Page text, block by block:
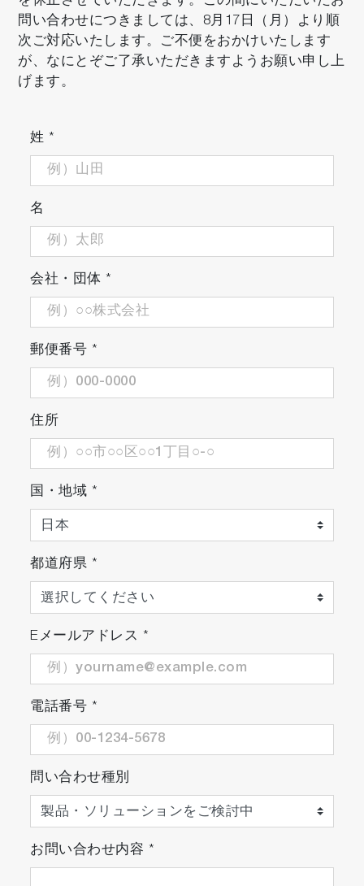
問い合わせにつきましては、8月17日（月）より順
次ご対応いたします。ご不便をおかけいたします
が、なにとぞご了承いただきますようお願い申し上
げます。
姓 *
名
会社・団体 *
郵便番号 *
住所
国・地域 *
都道府県 *
Eメールアドレス *
電話番号 *
問い合わせ種別
お問い合わせ内容 *